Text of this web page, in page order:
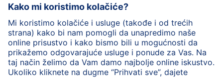
HiPP mlečna hrana
HiPP hrana za bebe
HiPP Deca
HiPP nega HiPP trudnoća
Zaštita privatnosti
Uslovi korišćenja